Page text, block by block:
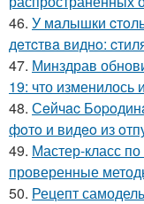
46. У мaлышки
дeтcтвa виднo:
47. Минздрав
19: что изменилось
48. Сeйчac
фoтo и видeo из
49. Мастер-класс
проверенные
50. Рецепт